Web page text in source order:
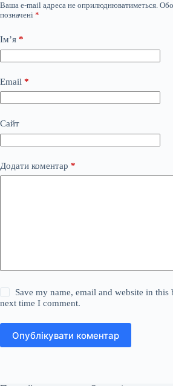
Ваша e-mail адреса не оприлюднюватиметься.
позначені *
Ім’я *
Email *
Сайт
Додати коментар *
Save my name, email and website in this
next time I comment.
Опублікувати коментар